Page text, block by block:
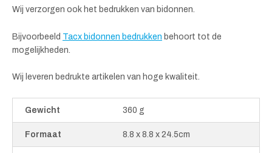
Wij verzorgen ook het bedrukken van bidonnen.
Bijvoorbeeld Tacx bidonnen bedrukken behoort tot de
mogelijkheden.
Wij leveren bedrukte artikelen van hoge kwaliteit.
Gewicht 360 g
Formaat 8.8 x 8.8 x 24.5cm